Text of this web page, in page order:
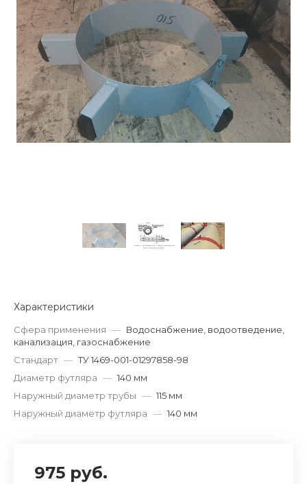
Характеристики
Сфера применения — Водоснабжение, водоотведение,
канализация, газоснабжение
Стандарт — ТУ 1469-001-01297858-98
Диаметр футляра — 140 мм
Наружный диаметр трубы — 115 мм
Наружный диаметр футляра — 140 мм
975 руб.